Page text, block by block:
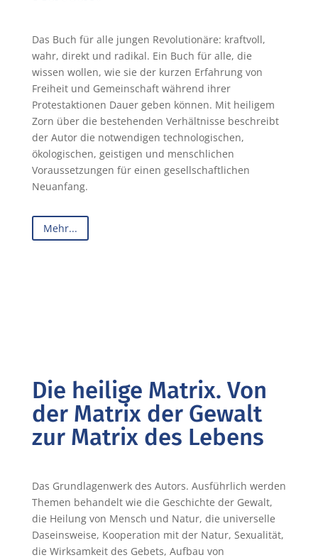
Das Buch für alle jungen Revolutionäre: kraftvoll,
wahr, direkt und radikal. Ein Buch für alle, die
wissen wollen, wie sie der kurzen Erfahrung von
Freiheit und Gemeinschaft während ihrer
Protestaktionen Dauer geben können. Mit heiligem
Zorn über die bestehenden Verhältnisse beschreibt
der Autor die notwendigen technologischen,
ökologischen, geistigen und menschlichen
Voraussetzungen für einen gesellschaftlichen
Neuanfang.
Mehr...
Die heilige Matrix. Von
der Matrix der Gewalt
zur Matrix des Lebens
Das Grundlagenwerk des Autors. Ausführlich werden
Themen behandelt wie die Geschichte der Gewalt,
die Heilung von Mensch und Natur, die universelle
Daseinsweise, Kooperation mit der Natur, Sexualität,
die Wirksamkeit des Gebets, Aufbau von